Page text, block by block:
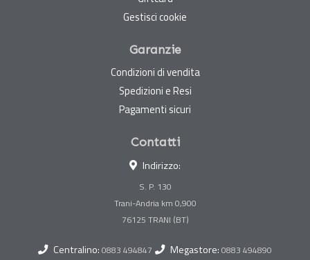
Gestisci cookie
Garanzie
Condizioni di vendita
Spedizioni e Resi
Pagamenti sicuri
Contatti
Indirizzo:
S. P. 130
Trani-Andria km 0,900
Centralino: 0883 494847 Megastore: 0883 494890